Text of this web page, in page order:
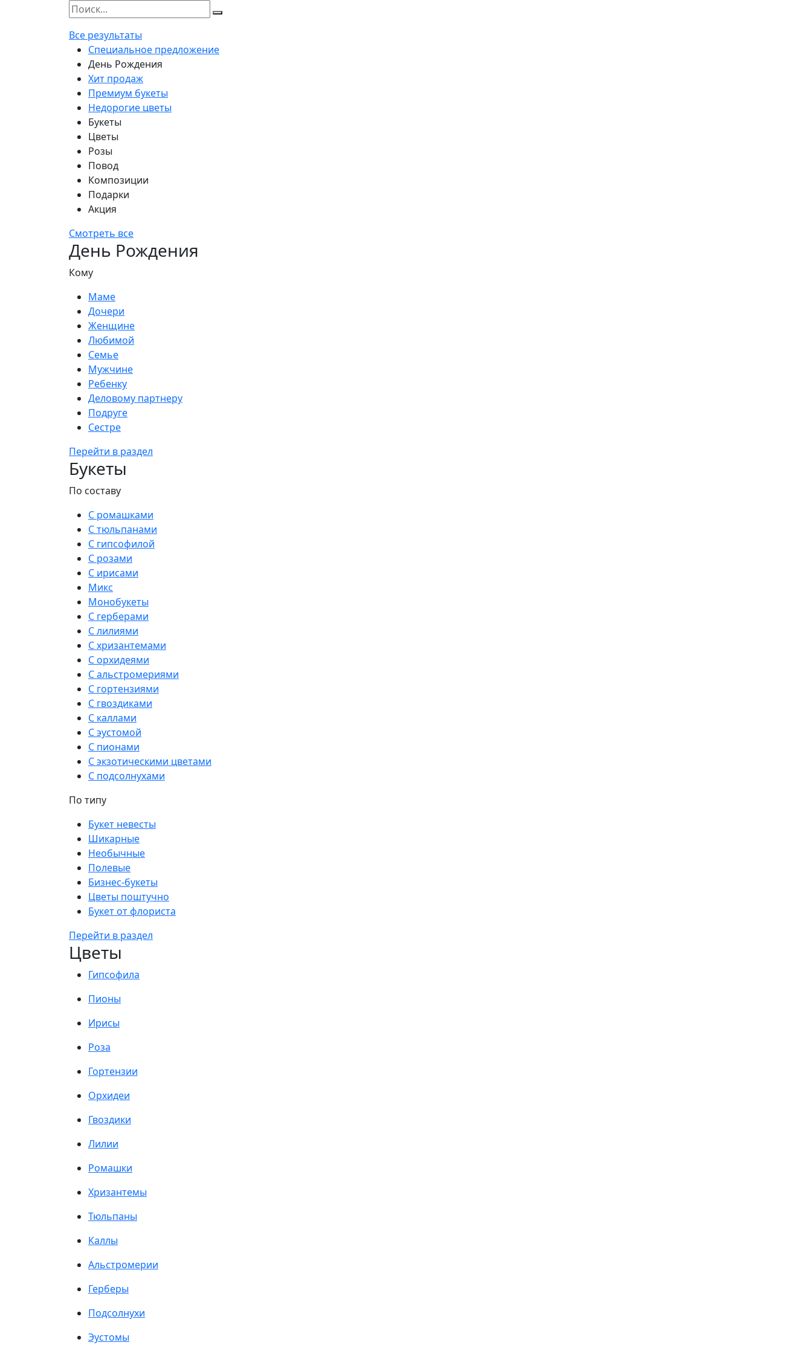
Все результаты
Специальное предложение
День Рождения
Хит продаж
Премиум букеты
Недорогие цветы
Букеты
Цветы
Розы
Повод
Композиции
Подарки
Акция
Смотреть все
День Рождения
Кому
Маме
Дочери
Женщине
Любимой
Семье
Мужчине
Ребенку
Деловому партнеру
Подруге
Сестре
Перейти в раздел
Букеты
По составу
С ромашками
С тюльпанами
С гипсофилой
С розами
С ирисами
Микс
Монобукеты
С герберами
С лилиями
С хризантемами
С орхидеями
С альстромериями
С гортензиями
С гвоздиками
С каллами
С эустомой
С пионами
С экзотическими цветами
С подсолнухами
По типу
Букет невесты
Шикарные
Необычные
Полевые
Бизнес-букеты
Цветы поштучно
Букет от флориста
Перейти в раздел
Цветы
Гипсофила
Пионы
Ирисы
Роза
Гортензии
Орхидеи
Гвоздики
Лилии
Ромашки
Хризантемы
Тюльпаны
Каллы
Альстромерии
Герберы
Подсолнухи
Эустомы